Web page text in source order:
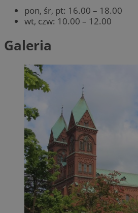
pon, śr, pt: 16.00 – 18.00
wt, czw: 10.00 – 12.00
Galeria